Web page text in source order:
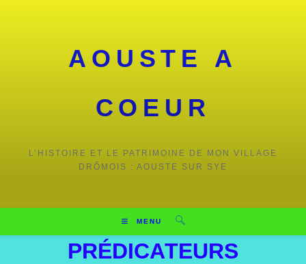
AOUSTE A
COEUR
L’HISTOIRE ET LE PATRIMOINE DE MON VILLAGE
DRÔMOIS : AOUSTE SUR SYE
MENU
PRÉDICATEURS